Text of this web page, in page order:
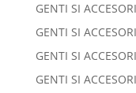
GENTI SI
GENTI SI
GENTI SI
GENTI SI